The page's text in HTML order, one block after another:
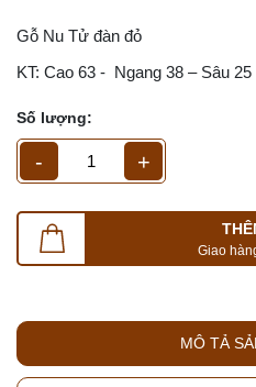
Gỗ Nu Tử đàn đỏ
KT: Cao 63 - Ngang 38 – Sâu
Số lượng:
- +
Giao
MÔ TẢ